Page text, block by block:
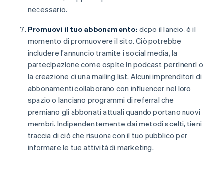
necessario.
Promuovi il tuo abbonamento: dopo il lancio, è il
momento di promuovere il sito. Ciò potrebbe
includere l'annuncio tramite i social media, la
partecipazione come ospite in podcast pertinenti o
la creazione di una mailing list. Alcuni imprenditori di
abbonamenti collaborano con influencer nel loro
spazio o lanciano programmi di referral che
premiano gli abbonati attuali quando portano nuovi
membri. Indipendentemente dai metodi scelti, tieni
traccia di ciò che risuona con il tuo pubblico per
informare le tue attività di marketing.